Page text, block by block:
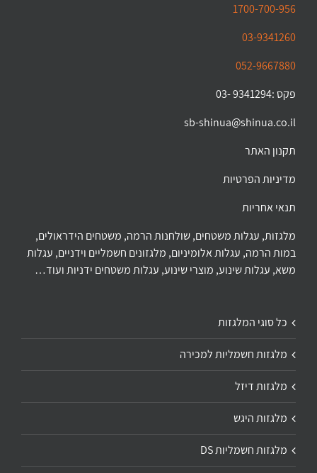
1700-700-956
03-9341260
052-9667880
פקס :9341294 -03
sb-shinua@shinua.co.il
תקנון האתר
מדיניות הפרטיות
תנאי אחריות
מלגזות, עגלות משטחים, שולחנות הרמה, משטחים הידראולים,
במות הרמה, עגלות אלומיניום, מלגזונים חשמליים וידניים, עגלות
משא, עגלות שינוע, מוצרי שינוע, עגלות משטחים ידניות ועוד…
כל סוגי המלגזות
מלגזות חשמליות למכירה
מלגזות דיזל
מלגזות היגש
מלגזות חשמליות DS